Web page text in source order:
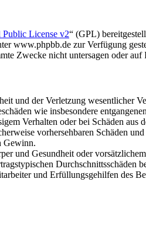
License v2“ (GPL)
www.phpbb.de zur Verfügung
Zwecke nicht untersagen oder
und der Verletzung wesentlicher
wie insbesondere
Verhalten oder bei Schäden
vorhersehbaren Schäden
Gewinn.
und Gesundheit oder
Durchschnittsschäden
und Erfüllungsgehilfen des